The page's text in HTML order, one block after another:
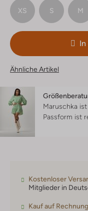
XS S M
Ähnliche Artikel
Maruschka
Passform ist
Kostenloser
Mitglieder in
Kauf auf Rechnung